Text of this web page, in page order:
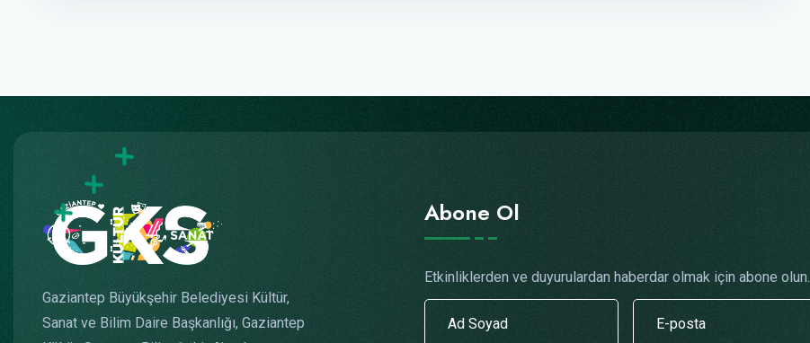
Gaziantep Büyükşehir Belediyesi Kültür,
Sanat ve Bilim Daire Başkanlığı, Gaziantep
Abone Ol
Etkinliklerden ve duyurulardan haberdar olmak için abone olun.